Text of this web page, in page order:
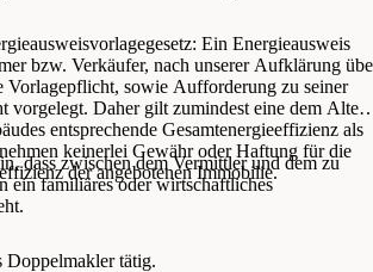
Ein Energieausweis
bzw. Verkäufer, nach unserer Aufklärung
Vorlagepflicht, sowie Aufforderung zu seiner
vorgelegt. Daher gilt zumindest eine dem Alter
entsprechende Gesamtenergieeffizienz als
keinerlei Gewähr oder Haftung für die
der angebotenen Immobilie.
dass zwischen dem Vermittler und dem zu
ein familiäres oder wirtschaftliches
Doppelmakler tätig.